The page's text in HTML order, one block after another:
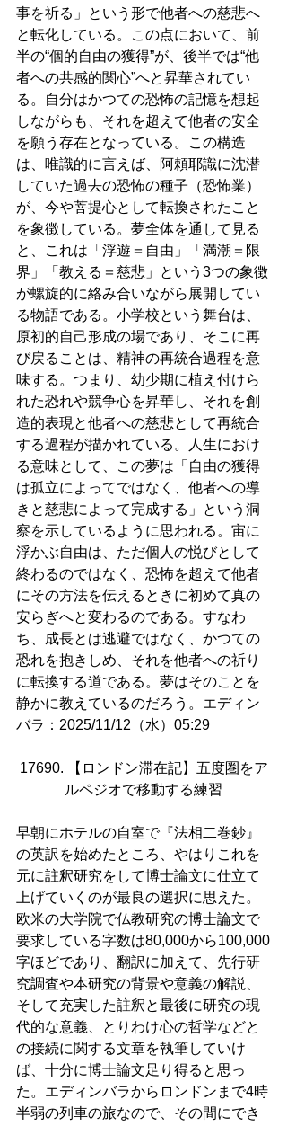
事を祈る」という形で他者への慈悲へ
と転化している。この点において、前
半の“個的自由の獲得”が、後半では“他
者への共感的関心”へと昇華されてい
る。自分はかつての恐怖の記憶を想起
しながらも、それを超えて他者の安全
を願う存在となっている。この構造
は、唯識的に言えば、阿頼耶識に沈潜
していた過去の恐怖の種子（恐怖業）
が、今や菩提心として転換されたこと
を象徴している。夢全体を通して見る
と、これは「浮遊＝自由」「満潮＝限
界」「教える＝慈悲」という3つの象徴
が螺旋的に絡み合いながら展開してい
る物語である。小学校という舞台は、
原初的自己形成の場であり、そこに再
び戻ることは、精神の再統合過程を意
味する。つまり、幼少期に植え付けら
れた恐れや競争心を昇華し、それを創
造的表現と他者への慈悲として再統合
する過程が描かれている。人生におけ
る意味として、この夢は「自由の獲得
は孤立によってではなく、他者への導
きと慈悲によって完成する」という洞
察を示しているように思われる。宙に
浮かぶ自由は、ただ個人の悦びとして
終わるのではなく、恐怖を超えて他者
にその方法を伝えるときに初めて真の
安らぎへと変わるのである。すなわ
ち、成長とは逃避ではなく、かつての
恐れを抱きしめ、それを他者への祈り
に転換する道である。夢はそのことを
静かに教えているのだろう。エディン
バラ：2025/11/12（水）05:29
17690. 【ロンドン滞在記】五度圏をア
ルペジオで移動する練習
早朝にホテルの自室で『法相二巻鈔』
の英訳を始めたところ、やはりこれを
元に註釈研究をして博士論文に仕立て
上げていくのが最良の選択に思えた。
欧米の大学院で仏教研究の博士論文で
要求している字数は80,000から100,000
字ほどであり、翻訳に加えて、先行研
究調査や本研究の背景や意義の解説、
そして充実した註釈と最後に研究の現
代的な意義、とりわけ心の哲学などと
の接続に関する文章を執筆していけ
ば、十分に博士論文足り得ると思っ
た。エディンバラからロンドンまで4時
半弱の列車の旅なので、その間にでき